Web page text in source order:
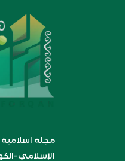
مجلة
الإسلامي-